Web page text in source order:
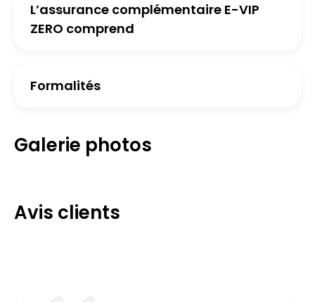
L’assurance complémentaire E-VIP
ZERO comprend
Formalités
Galerie photos
Avis clients